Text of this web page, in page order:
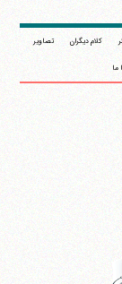
کلام دیگران تصاویر
ما